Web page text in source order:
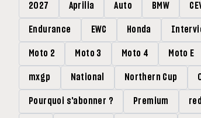
2027 Aprilia Auto BMW
Endurance EWC Honda
Moto 2 Moto 3 Moto 4 Moto E
mxgp National Northern Cup
Pourquoi s'abonner ? Premium